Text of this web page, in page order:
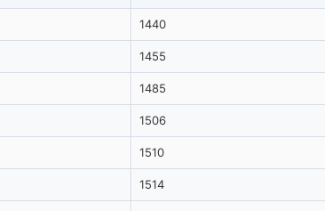
1440
1455
1485
1506
1510
1514